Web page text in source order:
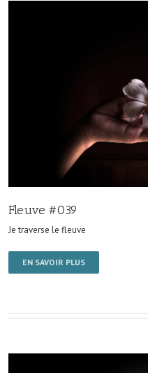
Fleuve #039
Je traverse le fleuve
EN SAVOIR PLUS